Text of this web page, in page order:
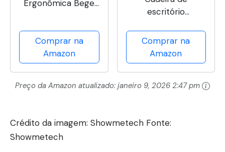
Ergonômica Bege
Home Office
Executiva Giratória
C/Rodízios
Confortável Com
Esteirinha
Comprar na
Amazon
escritório
de home office
com apoio para os
pés e encosto
ajustável（Preto）
Comprar na
Amazon
Preço da Amazon atualizado: janeiro 9, 2026 2:47 pm
Crédito da imagem: Showmetech Fonte:
Showmetech